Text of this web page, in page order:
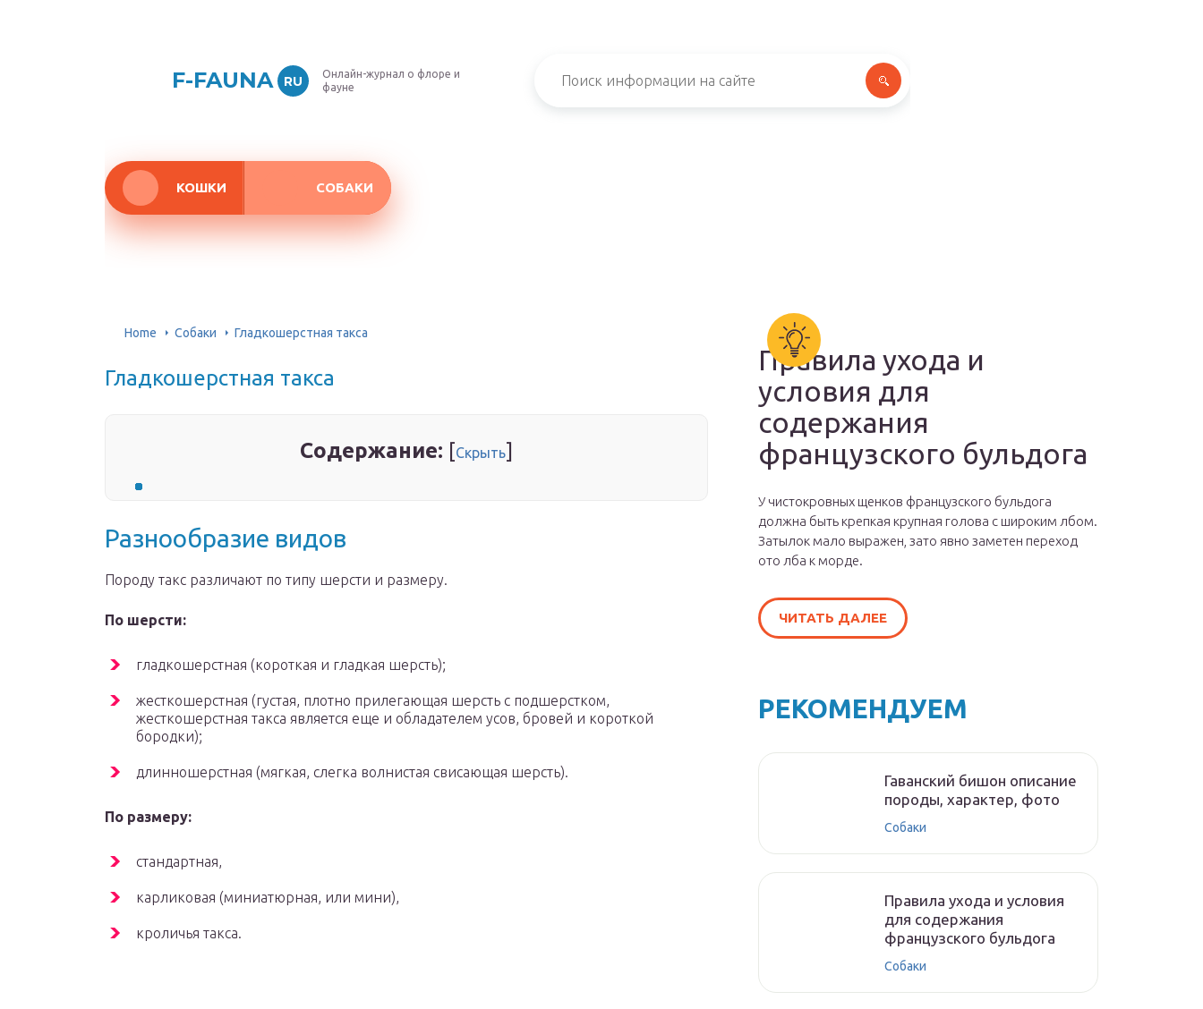
F-FAUNA RU
Онлайн-журнал о флоре и
фауне
КОШКИ СОБАКИ
Home Собаки Гладкошерстная такса
Гладкошерстная такса
Содержание: [Скрыть]
Разнообразие видов
Породу такс различают по типу шерсти и размеру.
По шерсти:
гладкошерстная (короткая и гладкая шерсть);
жесткошерстная (густая, плотно прилегающая шерсть с подшерстком,
жесткошерстная такса является еще и обладателем усов, бровей и короткой
бородки);
длинношерстная (мягкая, слегка волнистая свисающая шерсть).
По размеру:
стандартная,
карликовая (миниатюрная, или мини),
кроличья такса.
Правила ухода и
условия для
содержания
французского бульдога
У чистокровных щенков французского бульдога
должна быть крепкая крупная голова с широким лбом.
Затылок мало выражен, зато явно заметен переход
ото лба к морде.
ЧИТАТЬ ДАЛЕЕ
РЕКОМЕНДУЕМ
Гаванский бишон описание
породы, характер, фото
Собаки
Правила ухода и условия
для содержания
французского бульдога
Собаки